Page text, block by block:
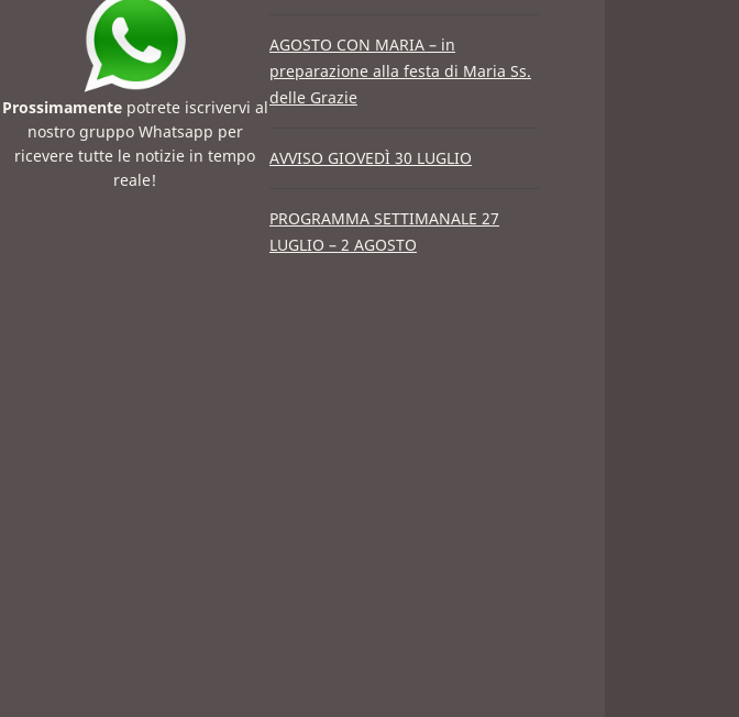
Prossimamentepotrete iscrivervi al
nostro gruppo Whatsapp per
ricevere tutte le notizie in tempo
reale!
AGOSTO CON MARIA – in
preparazione alla festa di Maria Ss.
delle Grazie
AVVISO GIOVEDÌ 30 LUGLIO
PROGRAMMA SETTIMANALE 27
LUGLIO – 2 AGOSTO